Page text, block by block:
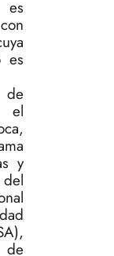
es
de
y
de